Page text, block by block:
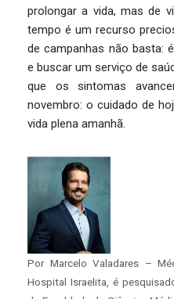
prolongar a vida, mas de
tempo é um recurso
de campanhas não basta:
e buscar um serviço de
que os sintomas
novembro: o cuidado de
vida plena amanhã.
Por Marcelo Valadares –
Hospital Israelita, é